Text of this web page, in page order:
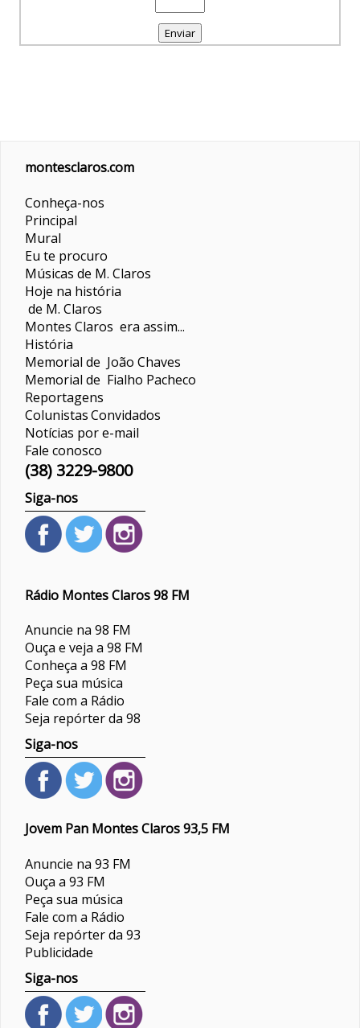
montesclaros.com
Conheça-nos
Principal
Mural
Eu te procuro
Músicas de M. Claros
Hoje na história
de M. Claros
Montes Claros era assim...
História
Memorial de João Chaves
Memorial de Fialho Pacheco
Reportagens
ColunistasConvidados
Notícias por e-mail
Fale conosco
(38) 3229-9800
Siga-nos
Rádio Montes Claros 98 FM
Anuncie na 98 FM
Ouça e veja a 98 FM
Conheça a 98 FM
Peça sua música
Fale com a Rádio
Seja repórter da 98
Siga-nos
Jovem Pan Montes Claros 93,5 FM
Anuncie na 93 FM
Ouça a 93 FM
Peça sua música
Fale com a Rádio
Seja repórter da 93
Publicidade
Siga-nos